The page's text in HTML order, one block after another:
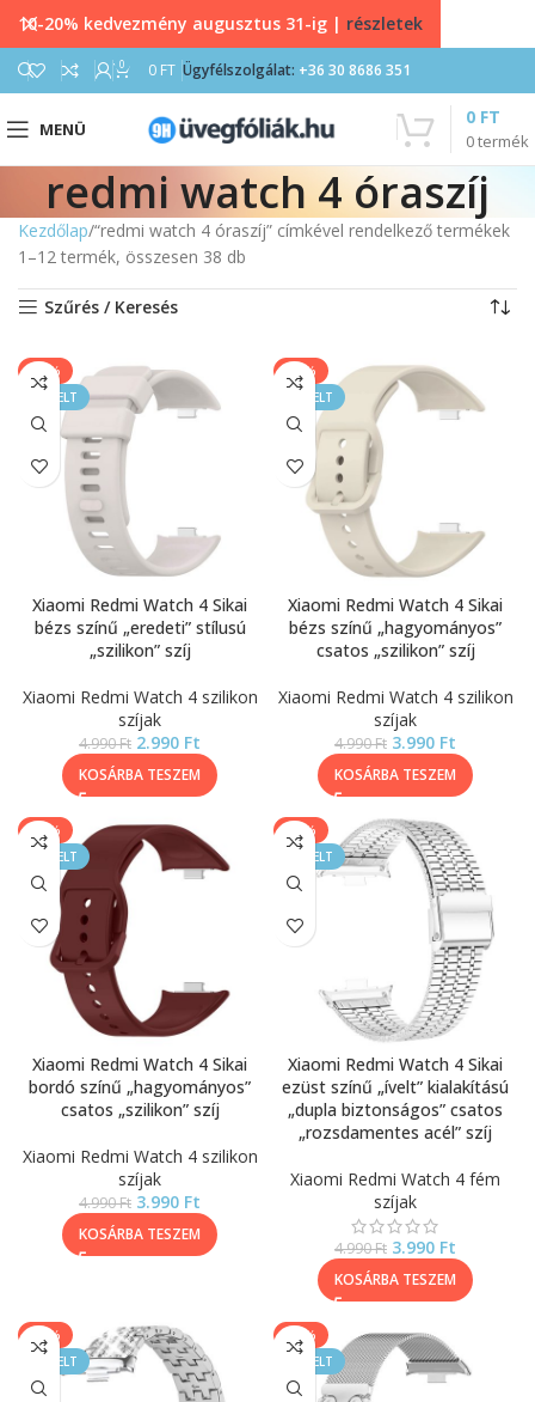
0 0 FT Ügyfélszolgálat: +36 30 8686 351
MENÜ
0termék
0 FT
redmi watch 4 óraszíj
Kezdőlap “redmi watch 4 óraszíj” címkével rendelkező termékek
1–12 termék, összesen 38 db
Szűrés / Keresés
-40%
KIEMELT
Xiaomi Redmi Watch 4 Sikai
bézs színű „eredeti” stílusú
„szilikon” szíj
Xiaomi Redmi Watch 4 szilikon
szíjak
4.990Ft 2.990 Ft
KOSÁRBA TESZEM
-20%
KIEMELT
Xiaomi Redmi Watch 4 Sikai
bézs színű „hagyományos”
csatos „szilikon” szíj
Xiaomi Redmi Watch 4 szilikon
szíjak
4.990Ft 3.990 Ft
KOSÁRBA TESZEM
-20%
KIEMELT
Xiaomi Redmi Watch 4 Sikai
bordó színű „hagyományos”
csatos „szilikon” szíj
Xiaomi Redmi Watch 4 szilikon
szíjak
4.990Ft 3.990 Ft
KOSÁRBA TESZEM
-20%
KIEMELT
Xiaomi Redmi Watch 4 Sikai
ezüst színű „ívelt” kialakítású
„dupla biztonságos” csatos
„rozsdamentes acél” szíj
Xiaomi Redmi Watch 4 fém
szíjak
4.990Ft 3.990 Ft
KOSÁRBA TESZEM
-20%
KIEMELT
-25%
KIEMELT
10-20% kedvezmény augusztus 31-ig | részletek